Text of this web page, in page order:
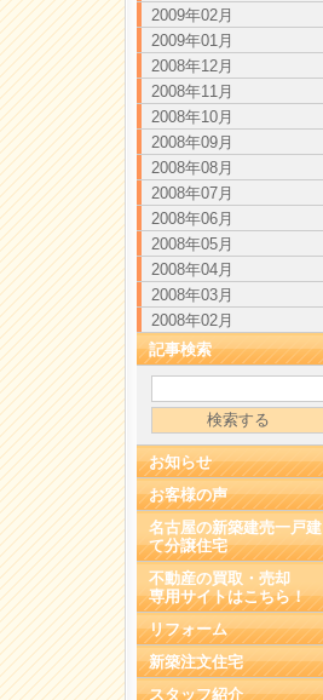
2009年02月
2009年01月
2008年12月
2008年11月
2008年10月
2008年09月
2008年08月
2008年07月
2008年06月
2008年05月
2008年04月
2008年03月
2008年02月
記事検索
お知らせ
お客様の声
名古屋の新築建売一戸建
て分譲住宅
不動産の買取・売却
専用サイトはこちら！
リフォーム
新築注文住宅
スタッフ紹介